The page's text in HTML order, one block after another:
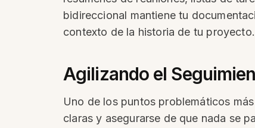
bidireccional mantiene tu
contexto de la historia de tu proyecto.
Agilizando el
Uno de los puntos problemáticos
claras y asegurarse de que nada se